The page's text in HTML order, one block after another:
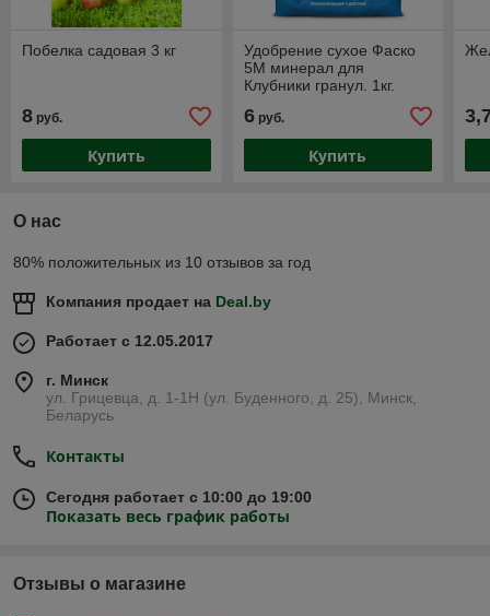
Побелка садовая 3 кг
8 руб.
Купить
Удобрение сухое Фаско
5М минерал для
Клубники гранул. 1кг.
6руб.
Купить
О нас
80% положительных из 10 отзывов за год
Компания продает на Deal.by
Работает с 12.05.2017
г. Минск
ул. Грицевца, д. 1-1Н (ул. Буденного, д. 25), Минск,
Беларусь
Контакты
Сегодня работает с 10:00 до 19:00
Показать весь график работы
Отзывы о магазине